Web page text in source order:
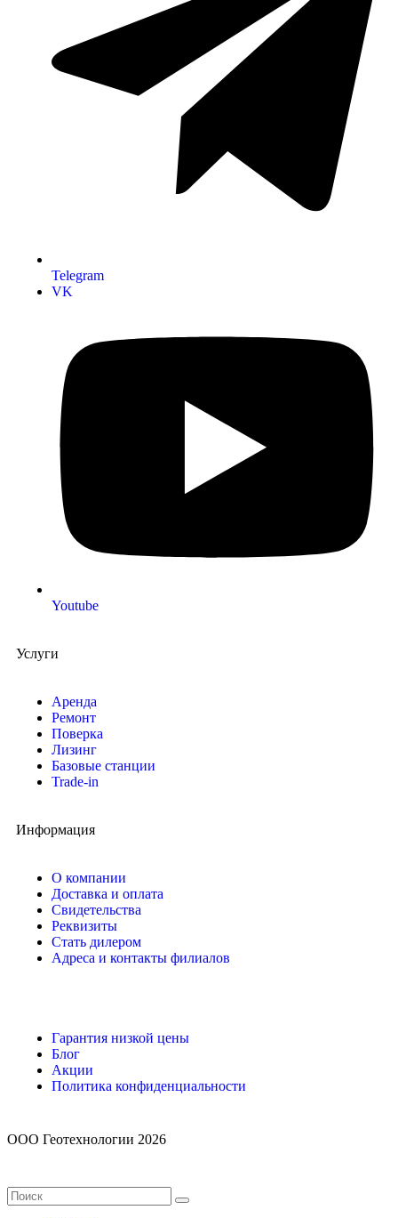
Telegram
VK
Youtube
Услуги
Аренда
Ремонт
Поверка
Лизинг
Базовые станции
Trade-in
Информация
О компании
Доставка и оплата
Свидетельства
Реквизиты
Стать дилером
Адреса и контакты филиалов
Гарантия низкой цены
Блог
Акции
Политика конфиденциальности
ООО Геотехнологии 2026